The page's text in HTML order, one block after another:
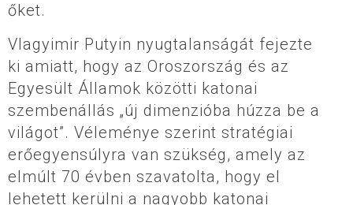
őket.
Vlagyimir Putyin nyugtalanságát fejezte
ki amiatt, hogy az Oroszország és az
Egyesült Államok közötti katonai
szembenállás „új dimenzióba húzza be a
világot”. Véleménye szerint stratégiai
erőegyensúlyra van szükség, amely az
elmúlt 70 évben szavatolta, hogy el
lehetett kerülni a nagyobb katonai